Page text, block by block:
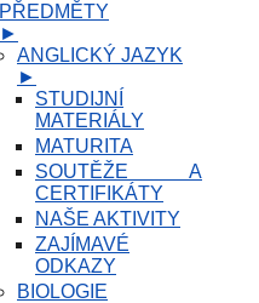
PŘEDMĚTY
►
ANGLICKÝ JAZYK
►
STUDIJNÍ
MATERIÁLY
MATURITA
SOUTĚŽE A
CERTIFIKÁTY
NAŠE AKTIVITY
ZAJÍMAVÉ
ODKAZY
BIOLOGIE